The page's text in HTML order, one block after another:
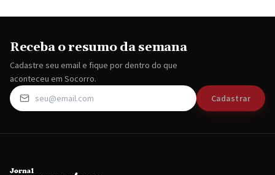
Receba o resumo da semana
Cadastre seu email e fique por dentro do que
aconteceu em Socorro.
Cadastrar